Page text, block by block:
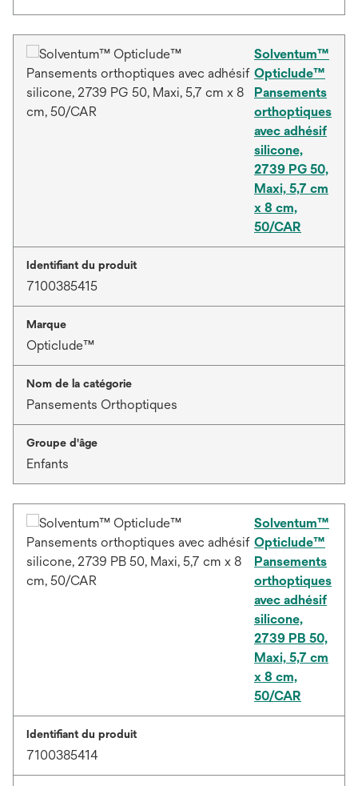
Solventum™
Opticlude™
Pansements
orthoptiques
avec adhésif
silicone,
2739 PG 50,
Maxi, 5,7 cm
x 8 cm,
50/CAR
Identifiant du produit
7100385415
Marque
Opticlude™
Nom de la catégorie
Pansements Orthoptiques
Groupe d'âge
Enfants
Solventum™
Opticlude™
Pansements
orthoptiques
avec adhésif
silicone,
2739 PB 50,
Maxi, 5,7 cm
x 8 cm,
50/CAR
Identifiant du produit
7100385414